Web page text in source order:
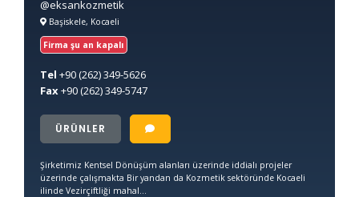
@eksankozmetik
Başiskele, Kocaeli
Firma şu an kapalı
Tel +90(262) 349-5626
Fax+90(262) 349-5747
ÜRÜNLER
Şirketimiz Kentsel Dönüşüm alanları üzerinde iddialı projeler
üzerinde çalışmakta Bir yandan da Kozmetik sektöründe Kocaeli
ilinde Vezirçiftliği mahal...